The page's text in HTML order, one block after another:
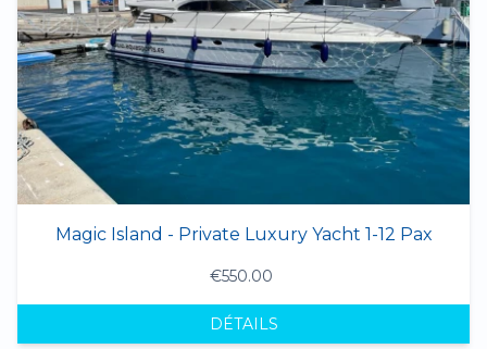
Magic Island - Private Luxury Yacht 1-12 Pax
€550.00
DÉTAILS